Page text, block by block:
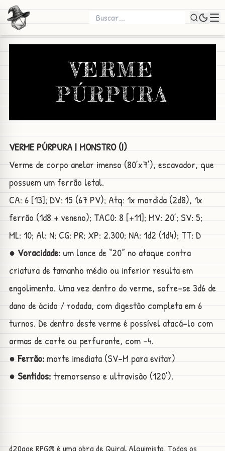
VERME
PÚRPURA
VERME PÚRPURA | MONSTRO (I)
Verme de corpo anelar imenso (80’x7’), escavador, que
possuem um ferrão letal.
CA: 6 [13]; DV: 15 (67 PV); Atq: 1x mordida (2d8), 1x
ferrão (1d8 + veneno); TAC0: 8 [+11]; MV: 20’; SV: 5;
ML: 10; Al: N; CG: PR; XP: 2.300; NA: 1d2 (1d4); TT: D
● Voracidade:um lance de “20” no ataque contra
criatura de tamanho médio ou inferior resulta em
engolimento. Uma vez dentro do verme, sofre-se 3d6 de
dano de ácido / rodada, com digestão completa em 6
turnos. De dentro deste verme é possível atacá-lo com
armas de corte ou perfurante, com -4.
● Ferrão:morte imediata (SV-M para evitar)
● Sentidos:tremorsenso e ultravisão (120’).
d20age RPG® é uma obra de Quiral Alquimista. Todos os